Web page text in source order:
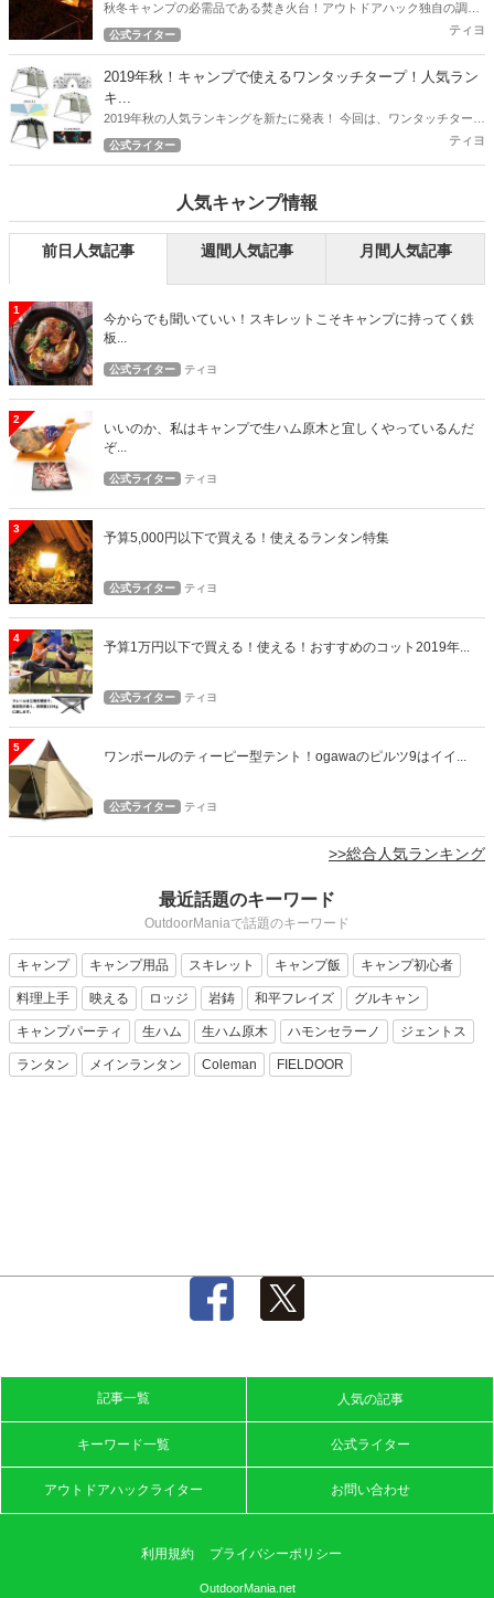
秋冬キャンプの必需品である焚き火台！アウトドアハック独自の調査
で徹底リサーチ！ 2019年秋！最新の人気焚き火台ランキング！
公式ライター ティヨ
2019年秋！キャンプで使えるワンタッチタープ！人気ラン
キ...
2019年秋の人気ランキングを新たに発表！ 今回は、ワンタッチタープ
の人気ランキングとなります！
公式ライター ティヨ
人気キャンプ情報
前日人気記事 週間人気記事 月間人気記事
1
今からでも聞いていい！スキレットこそキャンプに持ってく鉄
板...
公式ライター ティヨ
2
いいのか、私はキャンプで生ハム原木と宜しくやっているんだ
ぞ...
公式ライター ティヨ
3
予算5,000円以下で買える！使えるランタン特集
公式ライター ティヨ
4
予算1万円以下で買える！使える！おすすめのコット2019年...
公式ライター ティヨ
5
ワンポールのティーピー型テント！ogawaのピルツ9はイイ...
公式ライター ティヨ
>>総合人気ランキング
最近話題のキーワード
OutdoorManiaで話題のキーワード
キャンプ キャンプ用品 スキレット キャンプ飯 キャンプ初心者
料理上手 映える ロッジ 岩鋳 和平フレイズ グルキャン
キャンプパーティ 生ハム 生ハム原木 ハモンセラーノ ジェントス
ランタン メインランタン Coleman FIELDOOR
記事一覧 人気の記事
キーワード一覧 公式ライター
アウトドアハックライター お問い合わせ
利用規約 プライバシーポリシー
OutdoorMania.net